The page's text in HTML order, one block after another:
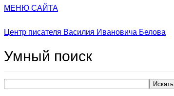
МЕНЮ САЙТА
Центр писателя Василия Ивановича Белова
Умный поиск
Искать